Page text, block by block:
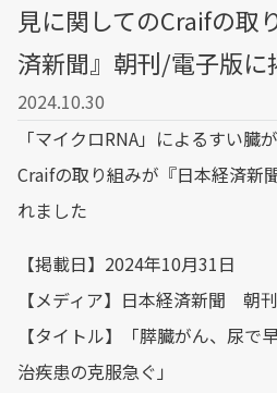
見に関してのCraifの取
済新聞』朝刊/電子版に
2024.10.30
「マイクロRNA」によるすい臓
Craifの取り組みが『日本経済新
れました
【掲載日】2024年10月31日
【メディア】日本経済新聞 朝
【タイトル】「膵臓がん、尿
治疾患の克服急ぐ」